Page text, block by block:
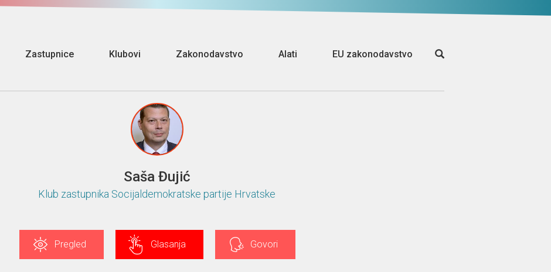
Zastupnice Klubovi Zakonodavstvo Alati EU zakonodavstvo
Saša Đujić
Klub zastupnika Socijaldemokratske partije Hrvatske
Pregled Glasanja Govori